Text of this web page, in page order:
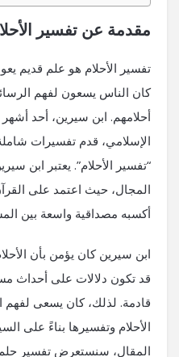
مقدمة عن تفسير
تفسير الأحلام هو علم قديم
كان الناس يسعون لفهم
أحلامهم. ابن سيرين، أحد أشهر
الإسلامي، قدم تفسيرات
“تفسير الأحلام”. يعتبر ابن
المجال، حيث اعتمد على
أكسبه مصداقية واسعة بين
ابن سيرين كان يؤمن بأن
قد تكون دلالات على أحداث
قادمة. لذلك، كان يسعى لفهم
الأحلام وتفسيرها بناءً على
المقال، سنستعرض تفسير حلم